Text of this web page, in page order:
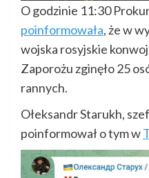
O godzinie 11:30
poinformowała, że ​​w
wojska rosyjskie
Zaporożu zginęło 25
rannych.
Ołeksandr Starukh,
poinformował o tym w